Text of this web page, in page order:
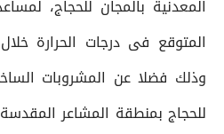
المعدنية بالمجان للحجاج،
المتوقع فى درجات الحرارة
وذلك فضلا عن المشروبات
للحجاج بمنطقة المشاعر